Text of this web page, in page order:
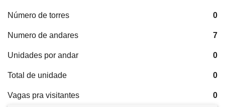
Número de torres 0
Numero de andares 7
Unidades por andar 0
Total de unidade 0
Vagas pra visitantes 0